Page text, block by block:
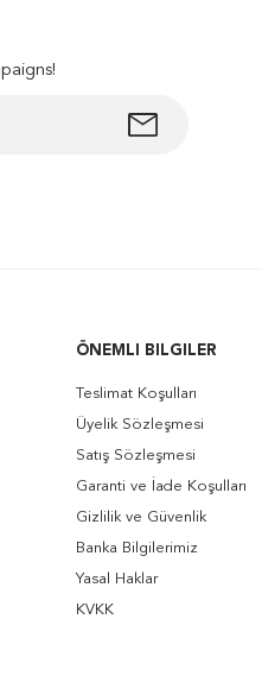
ÖNEMLI BILGILER
Teslimat Koşulları
Üyelik Sözleşmesi
Satış Sözleşmesi
Garanti ve İade Koşulları
Gizlilik ve Güvenlik
Banka Bilgilerimiz
Yasal Haklar
KVKK